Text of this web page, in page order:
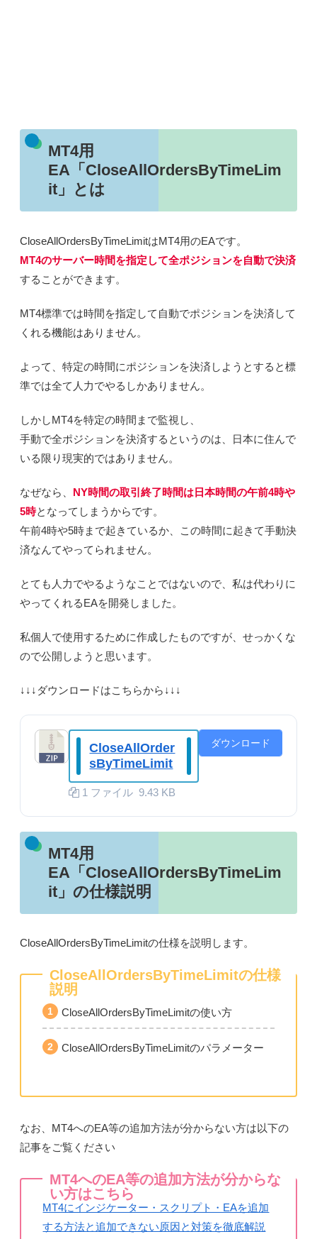
MT4用
EA「CloseAllOrdersByTimeLim
it」とは
CloseAllOrdersByTimeLimitはMT4用のEAです。
MT4のサーバー時間を指定して全ポジションを自動で決済
することができます。
MT4標準では時間を指定して自動でポジションを決済して
くれる機能はありません。
よって、特定の時間にポジションを決済しようとすると標
準では全て人力でやるしかありません。
しかしMT4を特定の時間まで監視し、
手動で全ポジションを決済するというのは、日本に住んで
いる限り現実的ではありません。
なぜなら、 NY時間の取引終了時間は日本時間の午前4時や
5時となってしまうからです。
午前4時や5時まで起きているか、この時間に起きて手動決
済なんてやってられません。
とても人力でやるようなことではないので、私は代わりに
やってくれるEAを開発しました。
私個人で使用するために作成したものですが、せっかくな
ので公開しようと思います。
↓↓↓ダウンロードはこちらから↓↓↓
CloseAllOrder
sByTimeLimit
1 ファイル 9.43 KB
ダウンロード
MT4用
EA「CloseAllOrdersByTimeLim
it」の仕様説明
CloseAllOrdersByTimeLimitの仕様を説明します。
CloseAllOrdersByTimeLimitの仕様
説明
CloseAllOrdersByTimeLimitの使い方
CloseAllOrdersByTimeLimitのパラメーター
なお、MT4へのEA等の追加方法が分からない方は以下の
記事をご覧ください
MT4へのEA等の追加方法が分からな
い方はこちら
MT4にインジケーター・スクリプト・EAを追加
する方法と追加できない原因と対策を徹底解説